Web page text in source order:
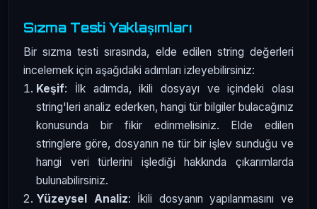
Sızma Testi Yaklaşımları
Bir sızma testi sırasında, elde edilen string değerleri
incelemek için aşağıdaki adımları izleyebilirsiniz:
Keşif: İlk adımda, ikili dosyayı ve içindeki olası
string'leri analiz ederken, hangi tür bilgiler bulacağınız
konusunda bir fikir edinmelisiniz. Elde edilen
stringlere göre, dosyanın ne tür bir işlev sunduğu ve
hangi veri türlerini işlediği hakkında çıkarımlarda
bulunabilirsiniz.
Yüzeysel Analiz: İkili dosyanın yapılanmasını ve